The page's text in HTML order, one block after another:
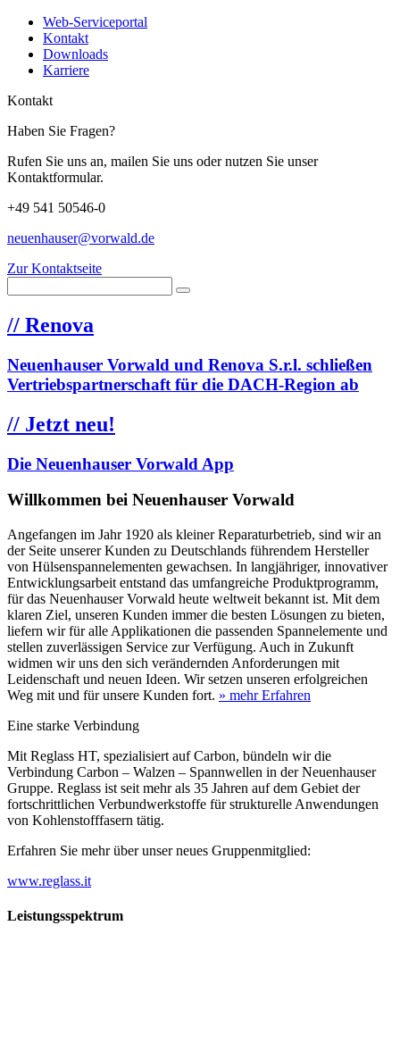
Web-Serviceportal
Kontakt
Downloads
Karriere
Kontakt
Haben Sie Fragen?
Rufen Sie uns an, mailen Sie uns oder nutzen Sie unser
Kontaktformular.
+49 541 50546-0
neuenhauser@vorwald.de
Zur Kontaktseite
// Renova
Neuenhauser Vorwald und Renova S.r.l. schließen
Vertriebspartnerschaft für die DACH-Region ab
// Jetzt neu!
Die Neuenhauser Vorwald App
Willkommen bei Neuenhauser Vorwald
Angefangen im Jahr 1920 als kleiner Reparaturbetrieb, sind wir an
der Seite unserer Kunden zu Deutschlands führendem Hersteller
von Hülsenspannelementen gewachsen. In langjähriger, innovativer
Entwicklungsarbeit entstand das umfangreiche Produktprogramm,
für das Neuenhauser Vorwald heute weltweit bekannt ist. Mit dem
klaren Ziel, unseren Kunden immer die besten Lösungen zu bieten,
liefern wir für alle Applikationen die passenden Spannelemente und
stellen zuverlässigen Service zur Verfügung. Auch in Zukunft
widmen wir uns den sich verändernden Anforderungen mit
Leidenschaft und neuen Ideen. Wir setzen unseren erfolgreichen
Weg mit und für unsere Kunden fort. » mehr Erfahren
Eine starke Verbindung
Mit Reglass HT, spezialisiert auf Carbon, bündeln wir die
Verbindung Carbon – Walzen – Spannwellen in der Neuenhauser
Gruppe. Reglass ist seit mehr als 35 Jahren auf dem Gebiet der
fortschrittlichen Verbundwerkstoffe für strukturelle Anwendungen
von Kohlenstofffasern tätig.
Erfahren Sie mehr über unser neues Gruppenmitglied:
www.reglass.it
Leistungsspektrum